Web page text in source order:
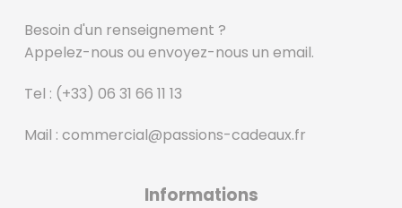
Besoin d'un renseignement ?
Appelez-nous ou envoyez-nous un email.
Tel : (+33) 06 31 66 11 13
Mail : commercial@passions-cadeaux.fr
Informations